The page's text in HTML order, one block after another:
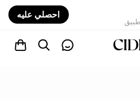
احصلي عليه